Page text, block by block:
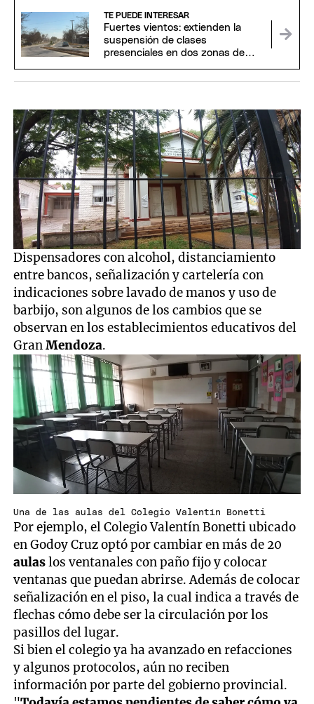
TE PUEDE INTERESAR
Fuertes vientos: extienden la
suspensión de clases
presenciales en dos zonas de
Dispensadores con alcohol, distanciamiento
entre bancos, señalización y cartelería con
indicaciones sobre lavado de manos y uso de
barbijo, son algunos de los cambios que se
observan en los establecimientos educativos del
GranMendoza.
Una de las aulas del Colegio Valentín Bonetti
Por ejemplo, el Colegio Valentín Bonetti ubicado
en Godoy Cruz optó por cambiar en más de 20
aulaslos ventanales con paño fijo y colocar
ventanas que puedan abrirse. Además de colocar
señalización en el piso, la cual indica a través de
flechas cómo debe ser la circulación por los
pasillos del lugar.
Si bien el colegio ya ha avanzado en refacciones
y algunos protocolos, aún no reciben
información por parte del gobierno provincial.